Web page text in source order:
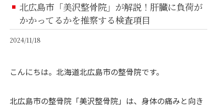
北広島市「美沢整骨院」が解説！肝臓に負荷が
かかってるかを推察する検査項目
2024/11/18
こんにちは。北海道北広島市の整骨院です。
北広島市の整骨院「美沢整骨院」は、身体の痛みと向き